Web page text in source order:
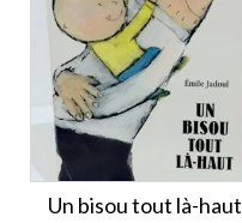
Un bisou tout là-haut